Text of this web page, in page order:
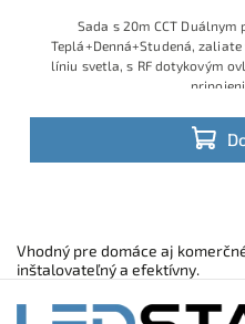
Sada s 20m CCT Duálnym
Teplá+Denná+Studená,
líniu svetla, s RF dotykovým
Vhodný pre domáce aj
inštalovateľný a efektívny.